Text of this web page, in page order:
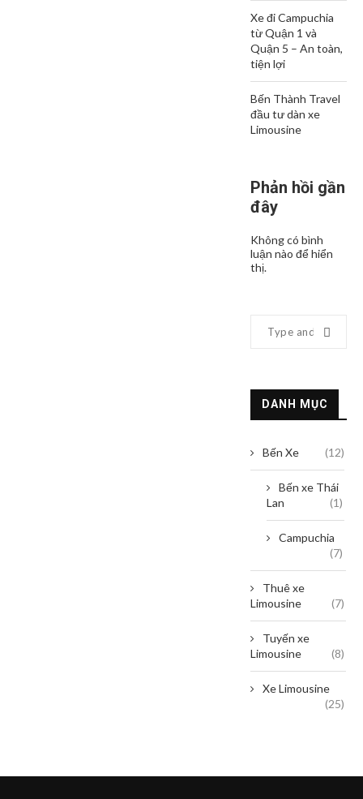
Xe đi Campuchia
từ Quận 1 và
Quận 5 – An toàn,
tiện lợi
Bến Thành Travel
đầu tư dàn xe
Limousine
Phản hồi gần
đây
Không có bình
luận nào để hiển
thị.
DANH MỤC
Bến Xe (12)
Bến xe Thái
Lan
(1)
Campuchia
(7)
Thuê xe
Limousine
(7)
Tuyến xe
Limousine
(8)
Xe Limousine
(25)